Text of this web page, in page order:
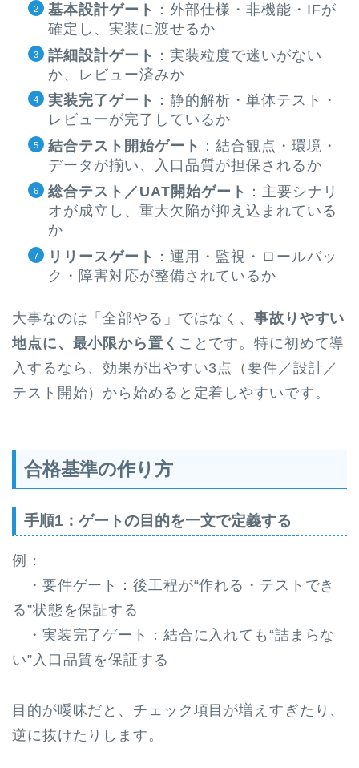
基本設計ゲート ：外部仕様・非機能・IFが
確定し、実装に渡せるか
詳細設計ゲート ：実装粒度で迷いがない
か、レビュー済みか
実装完了ゲート ：静的解析・単体テスト・
レビューが完了しているか
結合テスト開始ゲート ：結合観点・環境・
データが揃い、入口品質が担保されるか
総合テスト／UAT開始ゲート ：主要シナリ
オが成立し、重大欠陥が抑え込まれている
か
リリースゲート ：運用・監視・ロールバッ
ク・障害対応が整備されているか
大事なのは「全部やる」ではなく、事故りやすい
地点に、最小限から置く ことです。特に初めて導
入するなら、効果が出やすい3点（要件／設計／
テスト開始）から始めると定着しやすいです。
合格基準の作り方
手順1：ゲートの目的を一文で定義する
例：
・要件ゲート：後工程が“作れる・テストでき
る”状態を保証する
・実装完了ゲート：結合に入れても“詰まらな
い”入口品質を保証する
目的が曖昧だと、チェック項目が増えすぎたり、
逆に抜けたりします。